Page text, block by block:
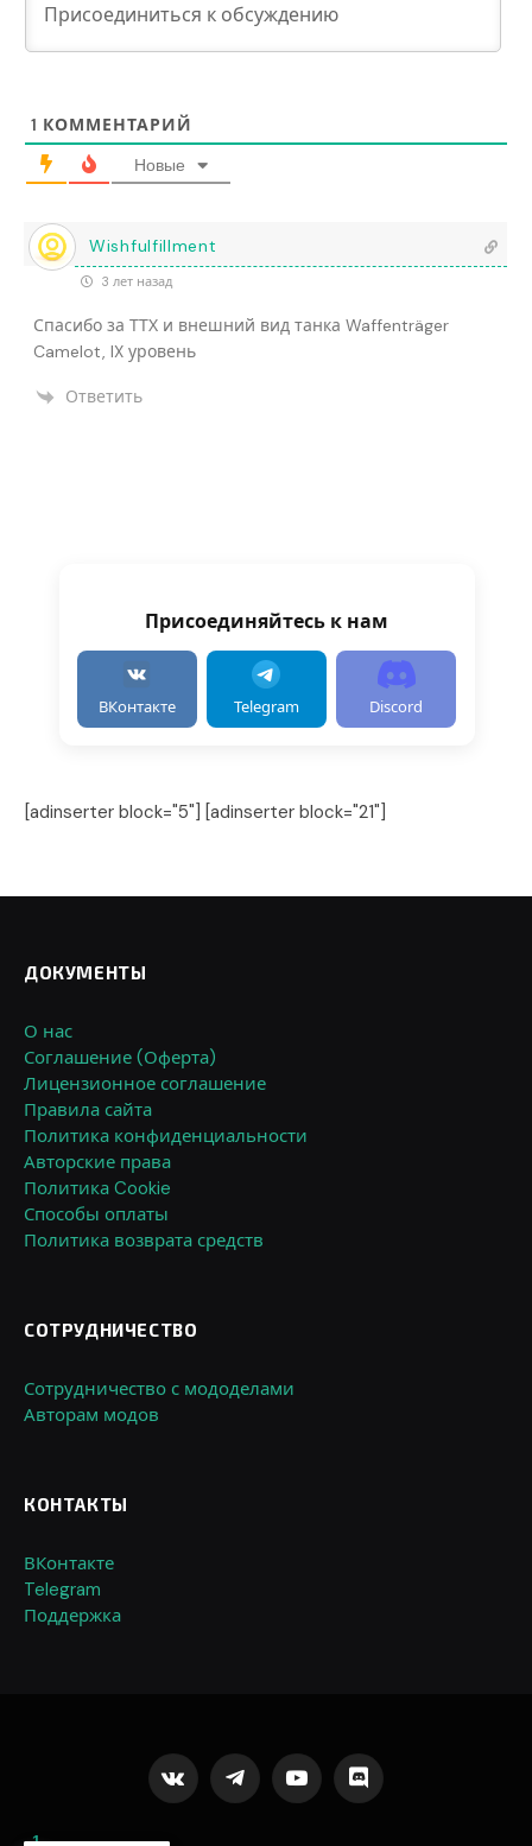
1 КОММЕНТАРИЙ
Новые
Wishfulfillment
3 лет назад
Спасибо за ТТХ и внешний вид танка Waffenträger
Camelot, IX уровень
Ответить
Присоединяйтесь к нам
ВКонтакте Telegram Discord
[adinserter block="5"] [adinserter block="21"]
ДОКУМЕНТЫ
О нас
Соглашение (Оферта)
Лицензионное соглашение
Правила сайта
Политика конфиденциальности
Авторские права
Политика Cookie
Способы оплаты
Политика возврата средств
СОТРУДНИЧЕСТВО
Сотрудничество с мододелами
Авторам модов
КОНТАКТЫ
ВКонтакте
Telegram
Поддержка
VKontakteTelegramYouTubeDiscord
1